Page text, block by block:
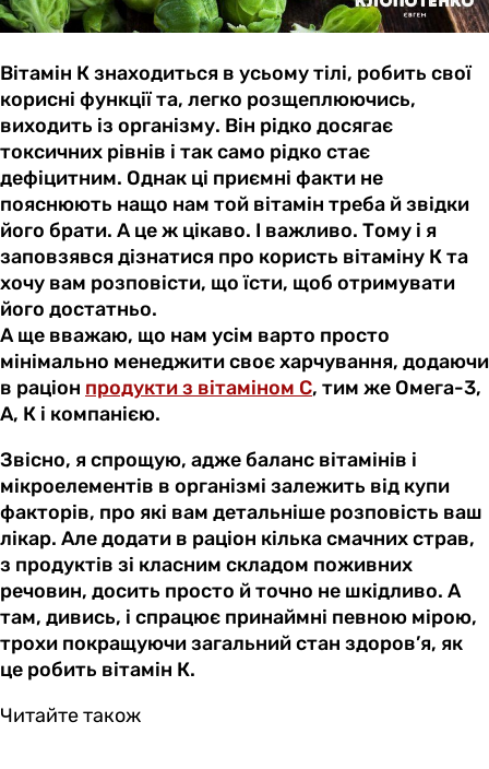
Вітамін К знаходиться в усьому тілі, робить свої
корисні функції та, легко розщеплюючись,
виходить із організму. Він рідко досягає
токсичних рівнів і так само рідко стає
дефіцитним. Однак ці приємні факти не
пояснюють нащо нам той вітамін треба й звідки
його брати. А це ж цікаво. І важливо. Тому і я
заповзявся дізнатися про користь вітаміну К та
хочу вам розповісти, що їсти, щоб отримувати
його достатньо.
А ще вважаю, що нам усім варто просто
мінімально менеджити своє харчування, додаючи
в раціон продукти з вітаміном С, тим же Омега-3,
А, К і компанією.
Звісно, я спрощую, адже баланс вітамінів і
мікроелементів в організмі залежить від купи
факторів, про які вам детальніше розповість ваш
лікар. Але додати в раціон кілька смачних страв,
з продуктів зі класним складом поживних
речовин, досить просто й точно не шкідливо. А
там, дивись, і спрацює принаймні певною мірою,
трохи покращуючи загальний стан здоров’я, як
це робить вітамін К.
Читайте також